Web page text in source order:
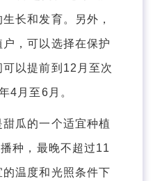
长和发育。另外，
，可以选择在保护
以提前到12月至次
4月至6月。
瓜的一个适宜种植
种，最晚不超过11
温度和光照条件下